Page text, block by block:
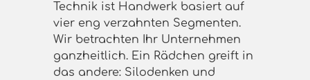
Technik ist Handwerk basiert auf
vier eng verzahnten Segmenten.
Wir betrachten Ihr Unternehmen
ganzheitlich. Ein Rädchen greift in
das andere: Silodenken und